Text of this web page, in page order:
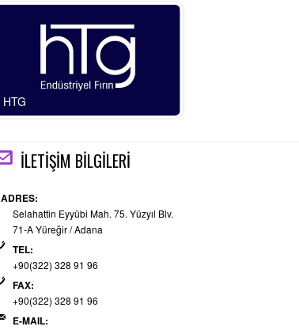
HTG
İLETİŞİM BİLGİLERİ
ADRES:
Selahattin Eyyübi Mah. 75. Yüzyıl Blv.
71-A Yüreğir / Adana
TEL:
+90(322) 328 91 96
FAX:
+90(322) 328 91 96
E-MAIL: